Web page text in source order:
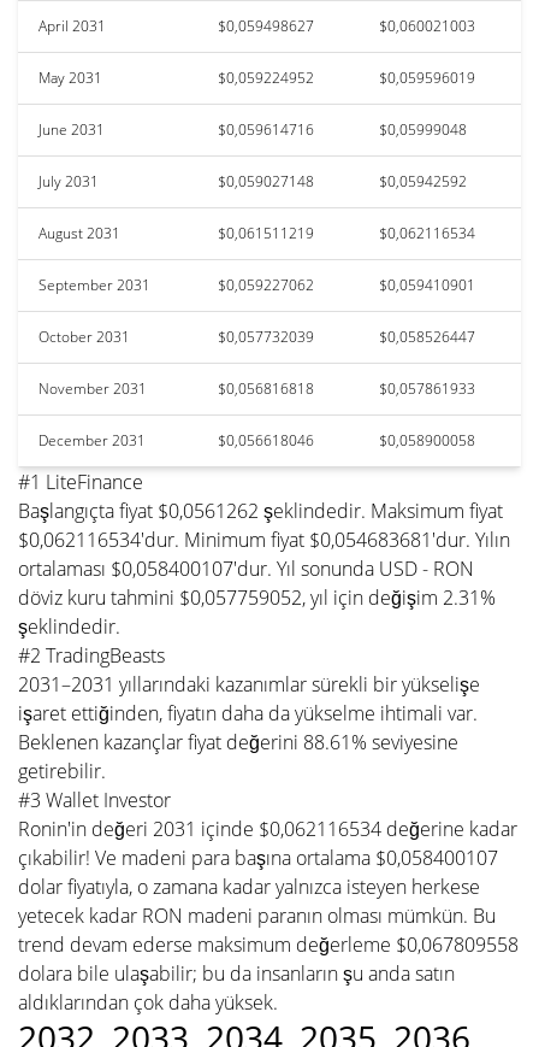
April 2031 $0,059498627 $0,060021003
May 2031 $0,059224952 $0,059596019
June 2031 $0,059614716 $0,05999048
July 2031 $0,059027148 $0,05942592
August 2031 $0,061511219 $0,062116534
September 2031 $0,059227062 $0,059410901
October 2031 $0,057732039 $0,058526447
November 2031 $0,056816818 $0,057861933
December 2031 $0,056618046 $0,058900058
#1 LiteFinance
Başlangıçta fiyat $0,0561262 şeklindedir. Maksimum fiyat
$0,062116534'dur. Minimum fiyat $0,054683681'dur. Yılın
ortalaması $0,058400107'dur. Yıl sonunda USD - RON
döviz kuru tahmini $0,057759052, yıl için değişim 2.31%
şeklindedir.
#2 TradingBeasts
2031–2031 yıllarındaki kazanımlar sürekli bir yükselişe
işaret ettiğinden, fiyatın daha da yükselme ihtimali var.
Beklenen kazançlar fiyat değerini 88.61% seviyesine
getirebilir.
#3 Wallet Investor
Ronin'in değeri 2031 içinde $0,062116534 değerine kadar
çıkabilir! Ve madeni para başına ortalama $0,058400107
dolar fiyatıyla, o zamana kadar yalnızca isteyen herkese
yetecek kadar RON madeni paranın olması mümkün. Bu
trend devam ederse maksimum değerleme $0,067809558
dolara bile ulaşabilir; bu da insanların şu anda satın
aldıklarından çok daha yüksek.
2032, 2033, 2034, 2035, 2036